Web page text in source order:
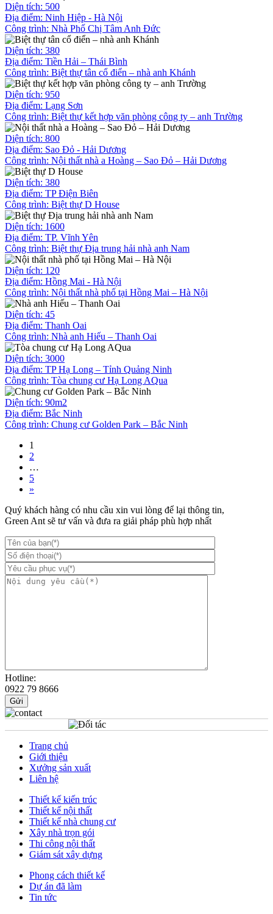
Diện tích: 500
Địa điểm: Ninh Hiệp - Hà Nội
Công trình: Nhà Phố Chị Tâm Anh Đức
Diện tích: 380
Địa điểm: Tiền Hải – Thái Bình
Công trình: Biệt thự tân cổ điển – nhà anh Khánh
Diện tích: 950
Địa điểm: Lạng Sơn
Công trình: Biệt thự kết hợp văn phòng công ty – anh Trường
Diện tích: 800
Địa điểm: Sao Đỏ - Hải Dương
Công trình: Nội thất nhà a Hoàng – Sao Đỏ – Hải Dương
Diện tích: 380
Địa điểm: TP Điện Biên
Công trình: Biệt thự D House
Diện tích: 1600
Địa điểm: TP. Vĩnh Yên
Công trình: Biệt thự Địa trung hải nhà anh Nam
Diện tích: 120
Địa điểm: Hồng Mai - Hà Nội
Công trình: Nội thất nhà phố tại Hồng Mai – Hà Nội
Diện tích: 45
Địa điểm: Thanh Oai
Công trình: Nhà anh Hiếu – Thanh Oai
Diện tích: 3000
Địa điểm: TP Hạ Long – Tỉnh Quảng Ninh
Công trình: Tòa chung cư Hạ Long AQua
Diện tích: 90m2
Địa điểm: Bắc Ninh
Công trình: Chung cư Golden Park – Bắc Ninh
1
2
…
5
»
Quý khách hàng có nhu cầu xin vui lòng để lại thông tin,
Green Ant sẽ tư vấn và đưa ra giải pháp phù hợp nhất
Hotline:
0922 79 8666
Gửi
Trang chủ
Giới thiệu
Xưởng sản xuất
Liên hệ
Thiết kế kiến trúc
Thiết kế nội thất
Thiết kế nhà chung cư
Xây nhà trọn gói
Thi công nội thất
Giám sát xây dựng
Phong cách thiết kế
Dự án đã làm
Tin tức